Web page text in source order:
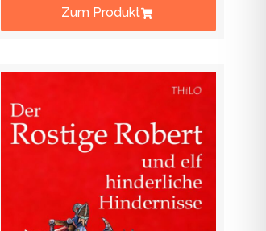
Zum Produkt